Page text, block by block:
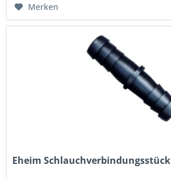
Merken
Eheim Schlauchverbindungsstück